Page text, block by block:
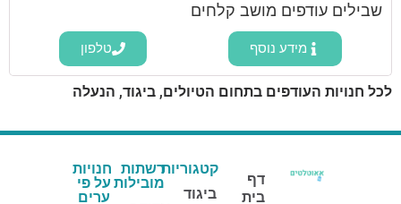
שבילים עודפים מושב קלחים
מידע נוסף טלפון
לכל חנויות העודפים בתחום הטיולים, ביגוד, הנעלה
דף
בית
קטגוריות
ביגוד
רשתות
מובילות
חנויות
על פי
ערים